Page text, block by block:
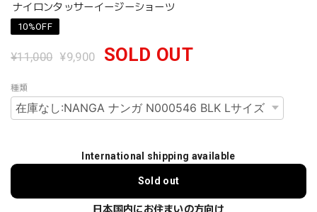
ナイロンタッサーイージーショーツ
10%OFF
¥11,000 ¥9,900 SOLD OUT
種類
International shipping available
Sold out
日本国内にお住まいの方向け